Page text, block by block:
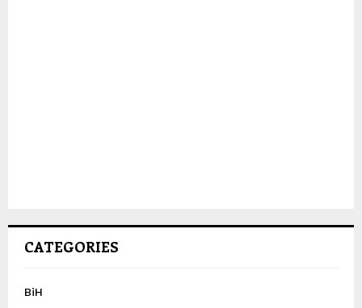
CATEGORIES
BiH